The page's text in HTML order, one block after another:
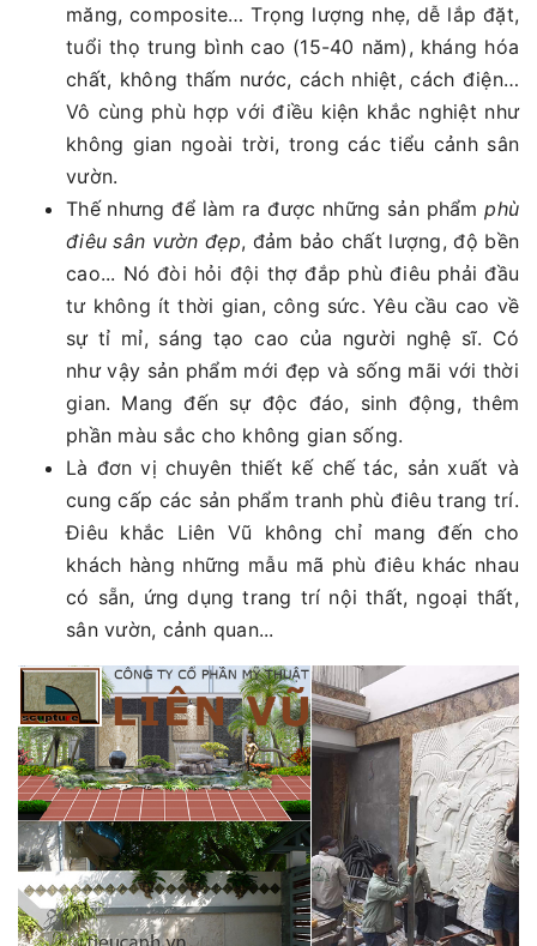
măng, composite… Trọng lượng nhẹ, dễ lắp đặt,
tuổi thọ trung bình cao (15-40 năm), kháng hóa
chất, không thấm nước, cách nhiệt, cách điện…
Vô cùng phù hợp với điều kiện khắc nghiệt như
không gian ngoài trời, trong các tiểu cảnh sân
vườn.
Thế nhưng để làm ra được những sản phẩmphù
điêu sân vườn đẹp, đảm bảo chất lượng, độ bền
cao... Nó đòi hỏi đội thợ đắp phù điêu phải đầu
tư không ít thời gian, công sức. Yêu cầu cao về
sự tỉ mỉ, sáng tạo cao của người nghệ sĩ. Có
như vậy sản phẩm mới đẹp và sống mãi với thời
gian. Mang đến sự độc đáo, sinh động, thêm
phần màu sắc cho không gian sống.
Là đơn vị chuyên thiết kế chế tác, sản xuất và
cung cấp các sản phẩm tranh phù điêu trang trí.
Điêu khắc Liên Vũ không chỉ mang đến cho
khách hàng những mẫu mã phù điêu khác nhau
có sẵn, ứng dụng trang trí nội thất, ngoại thất,
sân vườn, cảnh quan...